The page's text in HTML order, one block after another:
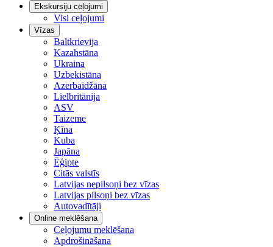
Ekskursiju ceļojumi
Visi ceļojumi
Vīzas
Baltkrievija
Kazahstāna
Ukraina
Uzbekistāna
Azerbaidžāna
Lielbritānija
ASV
Taizeme
Ķīna
Kuba
Japāna
Ēģipte
Citās valstīs
Latvijas nepilsoņi bez vīzas
Latvijas pilsoņi bez vīzas
Autovadītāji
Online meklēšana
Ceļojumu meklēšana
Apdrošināšana